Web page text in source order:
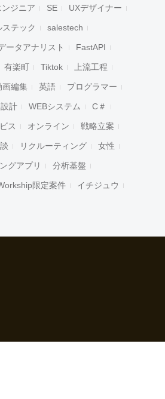
ジニア SE UXデザイナー
ステック salestech
ータアナリスト FastAPI
有楽町 Tiktok 上流工程
画編集 英語 プログラマー
設計 WEBシステム C＃
ス オンライン 戦略立案
リクルーティング 女性
グアプリ 分析基盤
限定案件 イチジュウ